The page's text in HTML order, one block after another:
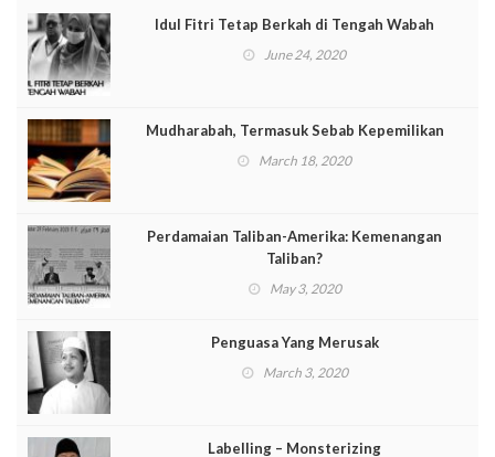
Idul Fitri Tetap Berkah di Tengah Wabah
June 24, 2020
Mudharabah, Termasuk Sebab Kepemilikan
March 18, 2020
Perdamaian Taliban-Amerika: Kemenangan
Taliban?
May 3, 2020
Penguasa Yang Merusak
March 3, 2020
Labelling – Monsterizing